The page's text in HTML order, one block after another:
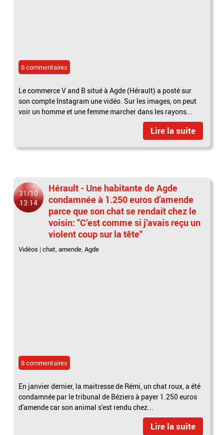
6 commentaires
Le commerce V and B situé à Agde (Hérault) a posté sur
son compte Instagram une vidéo. Sur les images, on peut
voir un homme et une femme marcher dans les rayons...
Lire la suite
31/10
13:14
Hérault - Une habitante de Agde
condamnée à 1.250 euros d’amende
parce que son chat se rendait chez le
voisin: "C’est comme si j’avais reçu un
violent coup sur la tête"
Vidéos |chat,amende,Agde
8 commentaires
En janvier dernier, la maitresse de Rémi, un chat roux, a été
condamnée par le tribunal de Béziers à payer 1.250 euros
d'amende car son animal s'est rendu chez...
Lire la suite